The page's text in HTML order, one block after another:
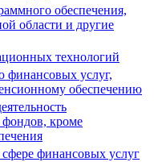
обеспечения,
области и другие
технологий
финансовых услуг,
обеспечению
кроме
сфере финансовых услуг